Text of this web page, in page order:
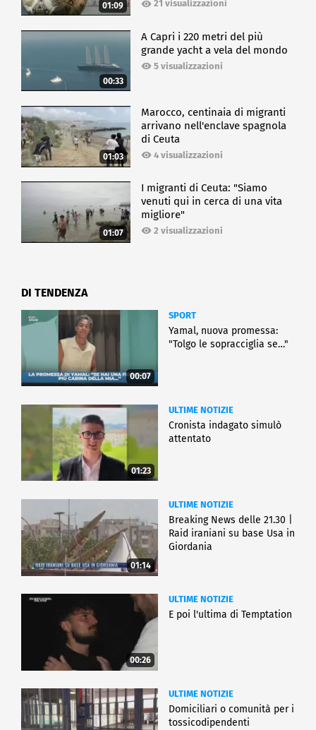
01:09 21 visualizzazioni
00:33
A Capri i 220 metri del più
grande yacht a vela del mondo
5 visualizzazioni
01:03
Marocco, centinaia di migranti
arrivano nell'enclave spagnola
di Ceuta
4 visualizzazioni
01:07
I migranti di Ceuta: "Siamo
venuti qui in cerca di una vita
migliore"
2 visualizzazioni
DI TENDENZA
00:07
SPORT
Yamal, nuova promessa:
"Tolgo le sopracciglia se…"
01:23
ULTIME NOTIZIE
Cronista indagato simulò
attentato
01:14
ULTIME NOTIZIE
Breaking News delle 21.30 |
Raid iraniani su base Usa in
Giordania
00:26
ULTIME NOTIZIE
E poi l'ultima di Temptation
ULTIME NOTIZIE
Domiciliari o comunità per i
tossicodipendenti